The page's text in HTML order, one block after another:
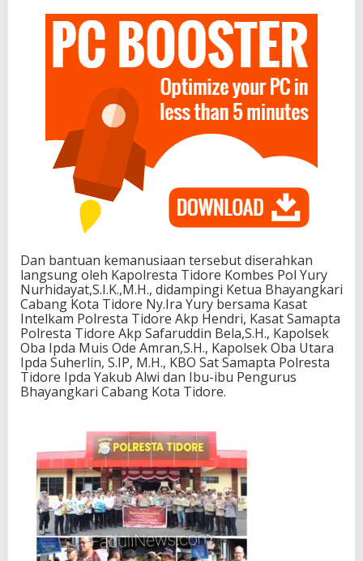
Dan bantuan kemanusiaan tersebut diserahkan
langsung oleh Kapolresta Tidore Kombes Pol Yury
Nurhidayat,S.I.K.,M.H., didampingi Ketua Bhayangkari
Cabang Kota Tidore Ny.Ira Yury bersama Kasat
Intelkam Polresta Tidore Akp Hendri, Kasat Samapta
Polresta Tidore Akp Safaruddin Bela,S.H., Kapolsek
Oba Ipda Muis Ode Amran,S.H., Kapolsek Oba Utara
Ipda Suherlin, S.IP, M.H., KBO Sat Samapta Polresta
Tidore Ipda Yakub Alwi dan Ibu-ibu Pengurus
Bhayangkari Cabang Kota Tidore.